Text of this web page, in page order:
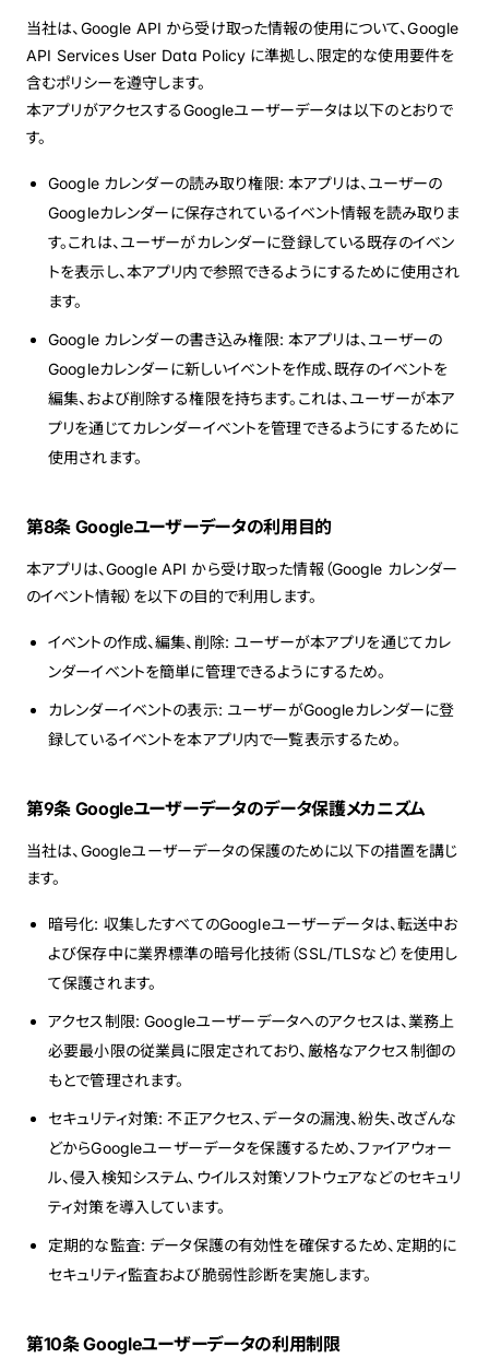
当社は、Google API から受け取った情報の使用について、Google
API Services User Data Policy に準拠し、限定的な使用要件を
含むポリシーを遵守します。
本アプリがアクセスするGoogleユーザーデータは以下のとおりで
す。
Google カレンダーの読み取り権限: 本アプリは、ユーザーの
Googleカレンダーに保存されているイベント情報を読み取りま
す。これは、ユーザーがカレンダーに登録している既存のイベン
トを表示し、本アプリ内で参照できるようにするために使用され
ます。
Google カレンダーの書き込み権限: 本アプリは、ユーザーの
Googleカレンダーに新しいイベントを作成、既存のイベントを
編集、および削除する権限を持ちます。これは、ユーザーが本ア
プリを通じてカレンダーイベントを管理できるようにするために
使用されます。
第8条 Googleユーザーデータの利用目的
本アプリは、Google API から受け取った情報（Google カレンダー
のイベント情報）を以下の目的で利用します。
イベントの作成、編集、削除: ユーザーが本アプリを通じてカレ
ンダーイベントを簡単に管理できるようにするため。
カレンダーイベントの表示: ユーザーがGoogleカレンダーに登
録しているイベントを本アプリ内で一覧表示するため。
第9条 Googleユーザーデータのデータ保護メカニズム
当社は、Googleユーザーデータの保護のために以下の措置を講じ
ます。
暗号化: 収集したすべてのGoogleユーザーデータは、転送中お
よび保存中に業界標準の暗号化技術（SSL/TLSなど）を使用し
て保護されます。
アクセス制限: Googleユーザーデータへのアクセスは、業務上
必要最小限の従業員に限定されており、厳格なアクセス制御の
もとで管理されます。
セキュリティ対策: 不正アクセス、データの漏洩、紛失、改ざんな
どからGoogleユーザーデータを保護するため、ファイアウォー
ル、侵入検知システム、ウイルス対策ソフトウェアなどのセキュリ
ティ対策を導入しています。
定期的な監査: データ保護の有効性を確保するため、定期的に
セキュリティ監査および脆弱性診断を実施します。
第10条 Googleユーザーデータの利用制限